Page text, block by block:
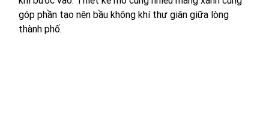
góp phần tạo nên bầu không khí thư giãn giữa lòng
thành phố.